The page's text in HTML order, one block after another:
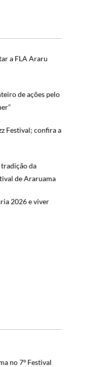
a FLA Araru
de ações pelo
Festival; confira a
da
de Araruama
2026 e viver
no 7º Festival